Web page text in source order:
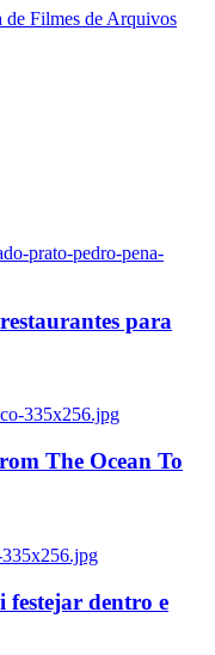
Filmes de Arquivos
prato-pedro-pena-
para
335x256.jpg
The Ocean To
festejar dentro e